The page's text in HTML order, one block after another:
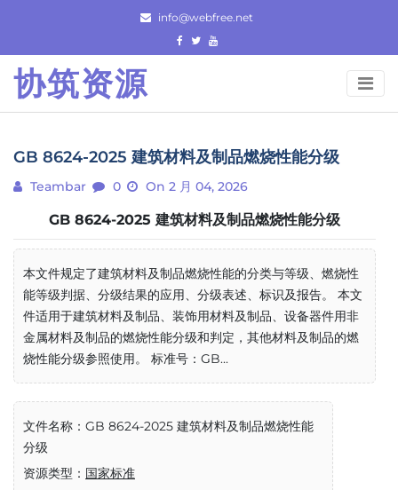
content
info@webfree.net
协筑资源
GB 8624-2025 建筑材料及制品燃烧性能分级
Teambar 0 On 2 月 04, 2026
GB 8624-2025 建筑材料及制品燃烧性能分级
本文件规定了建筑材料及制品燃烧性能的分类与等级、燃烧性
能等级判据、分级结果的应用、分级表述、标识及报告。 本文
件适用于建筑材料及制品、装饰用材料及制品、设备器件用非
金属材料及制品的燃烧性能分级和判定，其他材料及制品的燃
烧性能分级参照使用。 标准号：GB...
文件名称：GB 8624-2025 建筑材料及制品燃烧性能
分级
资源类型： 国家标准